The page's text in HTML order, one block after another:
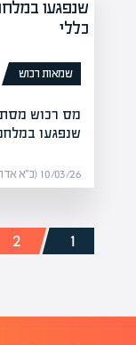
שמאות רכוש
מס רכוש
שנפגעו
10/03/26 (כ״א אדר תשפ״ו) | מערכת אפיק
1
2